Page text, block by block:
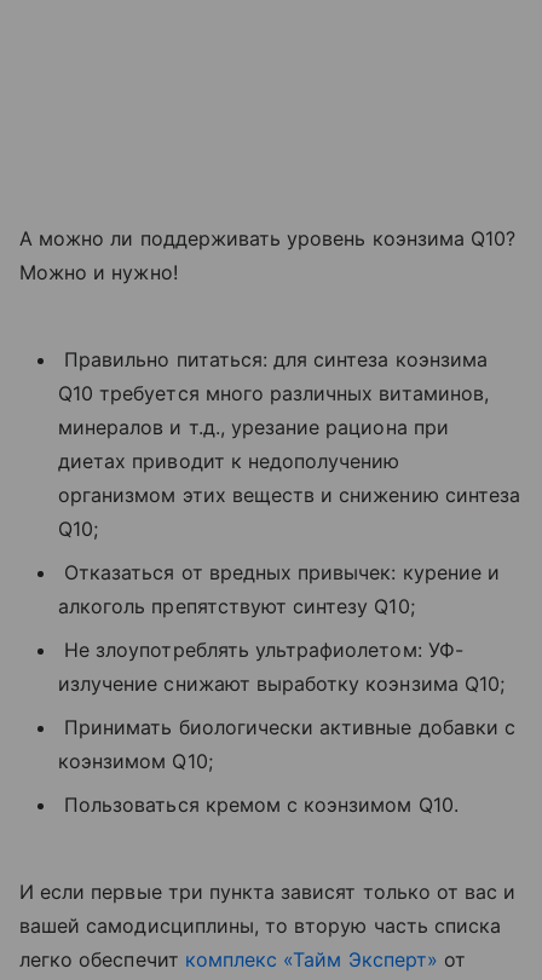
А можно ли поддерживать уровень коэнзима Q10?
Можно и нужно!
Правильно питаться: для синтеза коэнзима
Q10 требуется много различных витаминов,
минералов и т.д., урезание рациона при
диетах приводит к недополучению
организмом этих веществ и снижению синтеза
Q10;
Отказаться от вредных привычек: курение и
алкоголь препятствуют синтезу Q10;
Не злоупотреблять ультрафиолетом: УФ-
излучение снижают выработку коэнзима Q10;
Принимать биологически активные добавки с
коэнзимом Q10;
Пользоваться кремом с коэнзимом Q10.
И если первые три пункта зависят только от вас и
вашей самодисциплины, то вторую часть списка
легко обеспечит комплекс «Тайм Эксперт» от